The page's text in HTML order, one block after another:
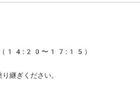
（14:20〜17:15）
継ぎください。